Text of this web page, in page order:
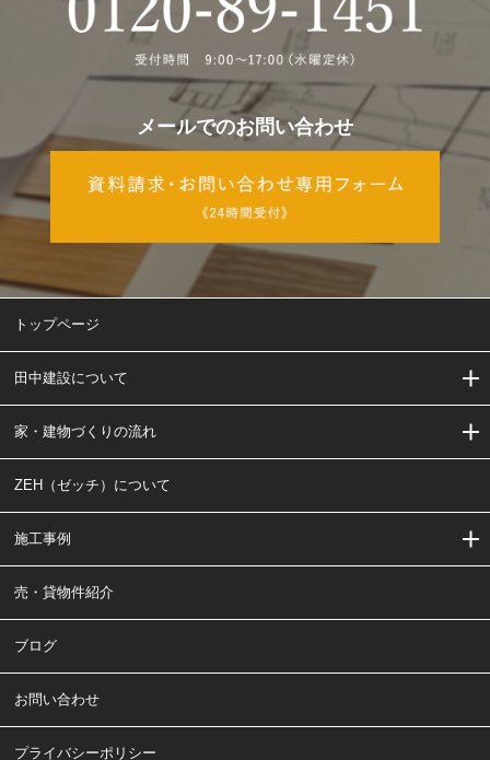
メールでのお問い合わせ
トップページ
田中建設について
田中建設について
当社の家・建物づくり
会社概要・アクセス
家・建物づくりの流れ
家・建物づくりの流れ
工事チャート
ご依頼〜施工の流れ
ZEH（ゼッチ）について
施工事例
施工事例
クリニック・医療施設・福祉施設
事務所・店舗
注文住宅
売・貸物件紹介
ブログ
お問い合わせ
プライバシーポリシー